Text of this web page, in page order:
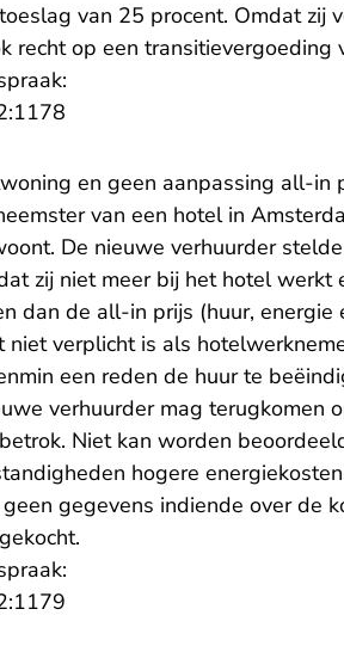
van 25 procent. Omdat zij
recht op een transitievergoeding
en geen aanpassing all-in
van een hotel in
De nieuwe verhuurder
zij niet meer bij het hotel werkt
dan de all-in prijs (huur,
niet verplicht is als
een reden de huur te
verhuurder mag terugkomen
Niet kan worden
hogere
gegevens indiende over de